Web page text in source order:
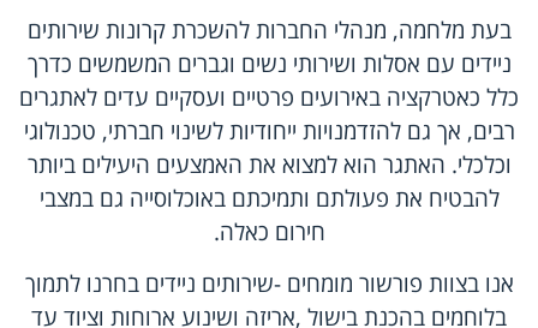
בעת מלחמה, מנהלי החברות להשכרת קרונות שירותים
ניידים עם אסלות ושירותי נשים וגברים המשמשים כדרך
כלל כאטרקציה באירועים פרטיים ועסקיים עדים לאתגרים
רבים, אך גם להזדמנויות ייחודיות לשינוי חברתי, טכנולוגי
וכלכלי. האתגר הוא למצוא את האמצעים היעילים ביותר
להבטיח את פעולתם ותמיכתם באוכלוסייה גם במצבי
חירום כאלה.
אנו בצוות פורשור מומחים -שירותים ניידים בחרנו לתמוך
בלוחמים בהכנת בישול ,אריזה ושינוע ארוחות וציוד עד